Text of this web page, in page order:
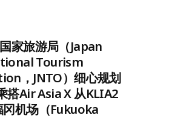
家旅游局（Japan
Tourism
，JNTO）细心规划
搭Air Asia X 从KLIA2
冈机场（Fukuoka